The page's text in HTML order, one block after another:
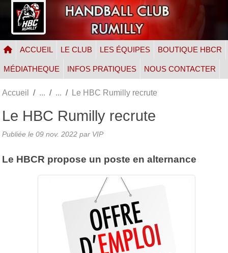
ACCUEIL LE CLUB LES ÉQUIPES BOUTIQUE HBCR
MÉDIATHEQUE INFOS PRATIQUES NOUS CONTACTER
Accueil Le HBC Rumilly recrute
Le HBC Rumilly recrute
Publiée le 09 nov. 2022 par VIP
Le HBCR propose un poste en alternance
Panneau de gestion des cookies